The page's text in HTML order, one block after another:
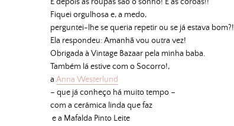
E depois as roupas são o sonho! E as coroas!!
Fiquei orgulhosa e, a medo,
perguntei-lhe se queria repetir ou se já estava bom?!
Ela respondeu: Amanhã vou outra vez!
Obrigada à Vintage Bazaar pela minha baba.
Também lá estive com o Socorro!,
a Anna Westerlund
– que já conheço há muito tempo –
com a cerâmica linda que faz
e a Mafalda Pinto Leite